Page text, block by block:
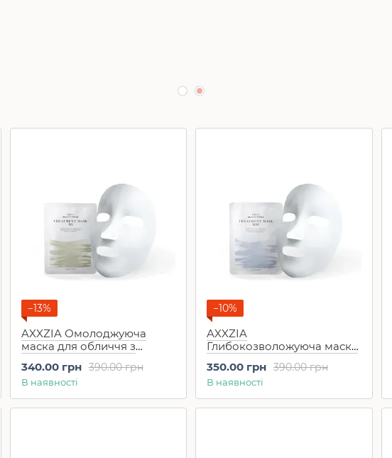
−13%
AXXZIA Омолоджуюча
маска для обличчя з
Force Treatment Mask AG (1
шт)
390.00 грн
340.00 грн
В наявності
−10%
AXXZIA
Глибокозволожуюча маска
Treatment Mask MW (1 шт)
390.00 грн
350.00 грн
В наявності